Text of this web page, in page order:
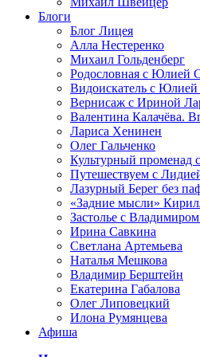
Блоги
Блог Лицея
Алла Нестеренко
Михаил Гольденберг
Родословная с Юлией
Видоискатель с
Вернисаж с Ириной
Валентина Калачёва.
Лариса Хенинен
Олег Гальченко
Культурный променад
Путешествуем с
Лазурный Берег без
«Задние мысли»
Застолье с
Ирина Савкина
Светлана Артемьева
Наталья Мешкова
Владимир Берштейн
Екатерина Габалова
Олег Липовецкий
Илона Румянцева
Афиша